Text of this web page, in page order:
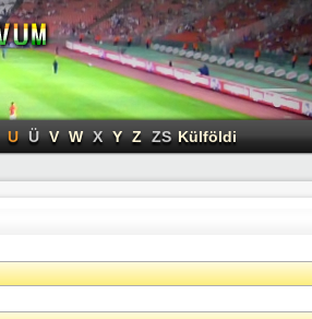
U Ü V W X Y Z ZS Külföldi